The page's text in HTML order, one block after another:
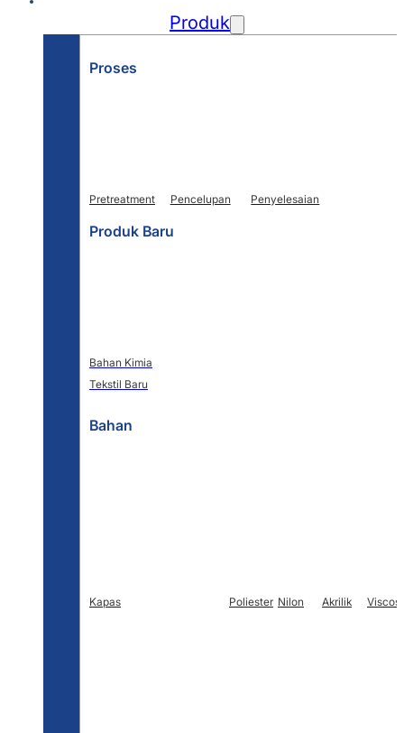
Produk
Proses
Pretreatment Pencelupan Penyelesaian
Produk Baru
Bahan Kimia
Tekstil Baru
Bahan
Kapas Poliester Nilon Akrilik